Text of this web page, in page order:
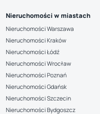
Nieruchomości w miastach
Nieruchomości Warszawa
Nieruchomości Kraków
Nieruchomości Łódź
Nieruchomości Wrocław
Nieruchomości Poznań
Nieruchomości Gdańsk
Nieruchomości Szczecin
Nieruchomości Bydgoszcz